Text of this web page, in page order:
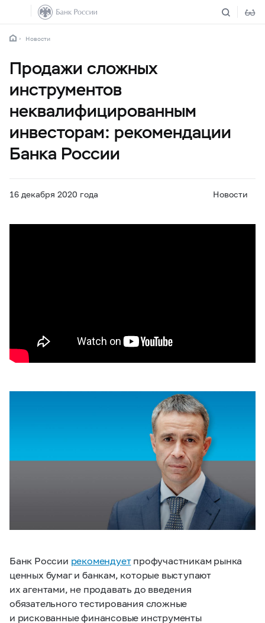
Новости
Продажи сложных
инструментов
неквалифицированным
инвесторам: рекомендации
Банка России
16 декабря 2020 года Новости
Банк России рекомендуетпрофучастникам рынка
ценных бумаг и банкам, которые выступают
их агентами, не продавать до введения
обязательного тестирования сложные
и рискованные финансовые инструменты